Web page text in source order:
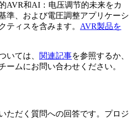
AVR和AI：电压调节的未来をカ
準、および電圧調整アプリケーシ
ティスを含みます。 AVR製品を
いては、 関連記事を参照するか、
ームにお問い合わせください。
ただく質問への回答です。プロジ